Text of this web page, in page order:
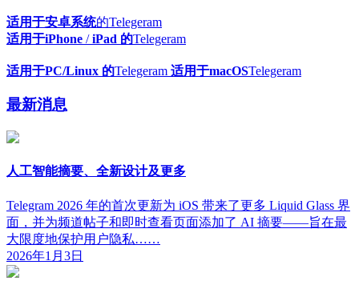
适用于安卓系统的Telegeram
适用于iPhone /iPad 的Telegeram
适用于PC/Linux 的Telegeram 适用于macOSTelegeram
最新消息
人工智能摘要、全新设计及更多
Telegram 2026 年的首次更新为 iOS 带来了更多 Liquid Glass 界
面，并为频道帖子和即时查看页面添加了 AI 摘要——旨在最
大限度地保护用户隐私……
2026年1月3日